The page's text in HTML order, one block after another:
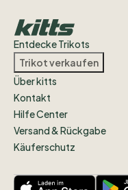
Entdecke Trikots
Trikot verkaufen
Über kitts
Kontakt
Hilfe Center
Versand & Rückgabe
Käuferschutz